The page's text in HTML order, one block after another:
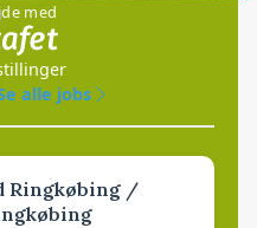
med
alle jobs
Ringkøbing /